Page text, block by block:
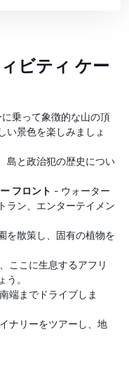
ビティ ケー
乗って象徴的な山の頂
い景色を楽しみましょ
島と政治犯の歴史につい
フロント - ウォーター
ラン、エンターテイメン
を散策し、固有の植物を
ここに生息するアフリ
。
端までドライブしま
ナリーをツアーし、地